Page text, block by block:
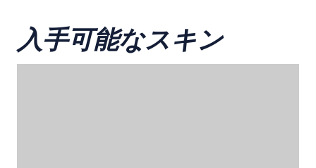
入手可能なスキン